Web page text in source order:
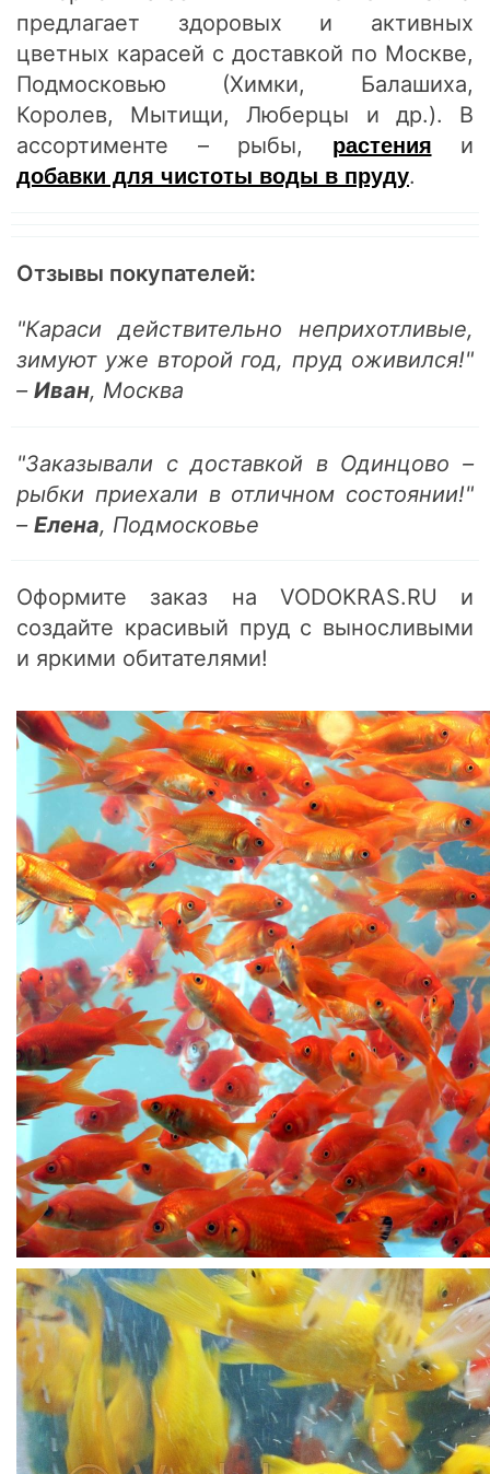
предлагает здоровых и активных
цветных карасей с доставкой по Москве,
Подмосковью (Химки, Балашиха,
Королев, Мытищи, Люберцы и др.). В
ассортименте – рыбы,
растения и
добавки для чистоты воды в пруду.
Отзывы покупателей:
"Караси действительно неприхотливые,
зимуют уже второй год, пруд оживился!"
– Иван, Москва
"Заказывали с доставкой в Одинцово –
рыбки приехали в отличном состоянии!"
– Елена, Подмосковье
Оформите заказ на VODOKRAS.RU и
создайте красивый пруд с выносливыми
и яркими обитателями!